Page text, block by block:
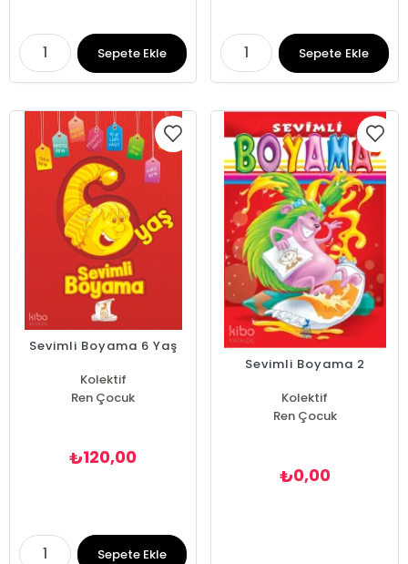
Sepete Ekle Sepete Ekle
Sevimli Boyama 6 Yaş
Kolektif
Ren Çocuk
₺120,00
Sepete Ekle
Sevimli Boyama 2
Kolektif
Ren Çocuk
₺0,00